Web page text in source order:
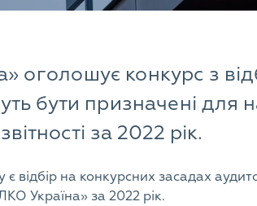
оголошує конкурс з
бути призначені для
за 2022 рік.
відбір на конкурсних засадах
Україна» за 2022 рік.